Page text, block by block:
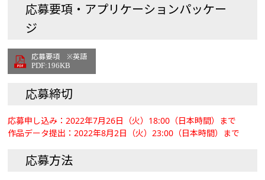
応募要項・アプリケーションパッケー
ジ
応募要項 ※英語
PDF:196KB
応募締切
応募申し込み：2022年7月26日（火）18:00（日本時間）まで
作品データ提出：2022年8月2日（火）23:00（日本時間）まで
応募方法